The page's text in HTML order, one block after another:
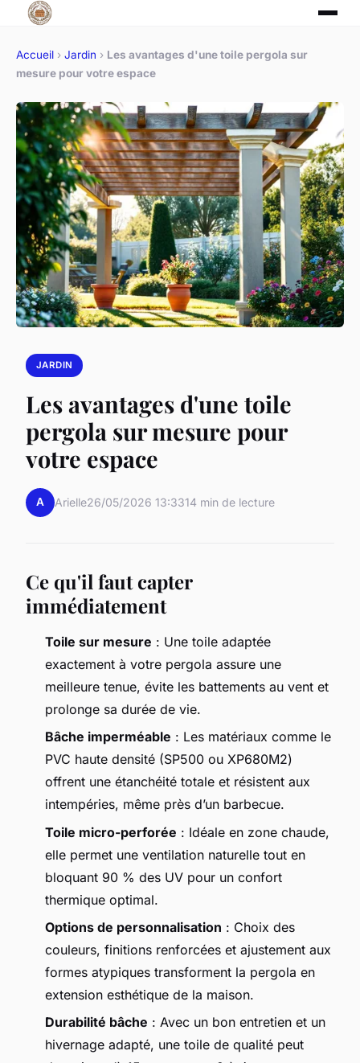
Accueil › Jardin › Les avantages d'une toile pergola sur
mesure pour votre espace
JARDIN
Les avantages d'une toile
pergola sur mesure pour
votre espace
A Arielle26/05/2026 13:3314 min de lecture
Ce qu'il faut capter
immédiatement
Toile sur mesure : Une toile adaptée
exactement à votre pergola assure une
meilleure tenue, évite les battements au vent et
prolonge sa durée de vie.
Bâche imperméable : Les matériaux comme le
PVC haute densité (SP500 ou XP680M2)
offrent une étanchéité totale et résistent aux
intempéries, même près d’un barbecue.
Toile micro-perforée : Idéale en zone chaude,
elle permet une ventilation naturelle tout en
bloquant 90 % des UV pour un confort
thermique optimal.
Options de personnalisation : Choix des
couleurs, finitions renforcées et ajustement aux
formes atypiques transforment la pergola en
extension esthétique de la maison.
Durabilité bâche : Avec un bon entretien et un
hivernage adapté, une toile de qualité peut